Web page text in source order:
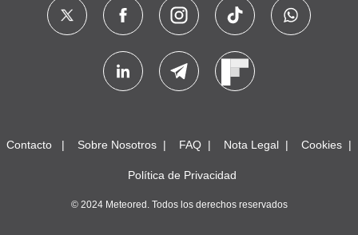
Contacto Sobre Nosotros FAQ Nota Legal Cookies
Política de Privacidad
© 2024 Meteored. Todos los derechos reservados